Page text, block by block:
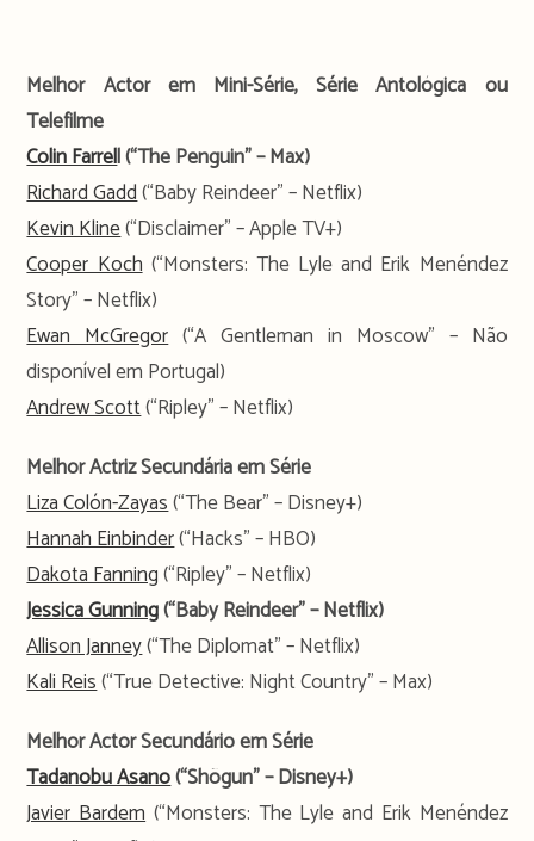
Melhor Actor em Mini-Série, Série Antológica ou
Telefilme
Colin Farrell (“The Penguin” – Max)
Richard Gadd(“Baby Reindeer” – Netflix)
Kevin Kline(“Disclaimer” – Apple TV+)
Cooper Koch(“Monsters: The Lyle and Erik Menéndez
Story” – Netflix)
Ewan McGregor(“A Gentleman in Moscow” – Não
disponível em Portugal)
Andrew Scott(“Ripley” – Netflix)
Melhor Actriz Secundária em Série
Liza Colón-Zayas(“The Bear” – Disney+)
Hannah Einbinder(“Hacks” – HBO)
Dakota Fanning(“Ripley” – Netflix)
Jessica Gunning(“Baby Reindeer” – Netflix)
Allison Janney(“The Diplomat” – Netflix)
Kali Reis(“True Detective: Night Country” – Max)
Melhor Actor Secundário em Série
Tadanobu Asano(“Shõgun” – Disney+)
Javier Bardem(“Monsters: The Lyle and Erik Menéndez